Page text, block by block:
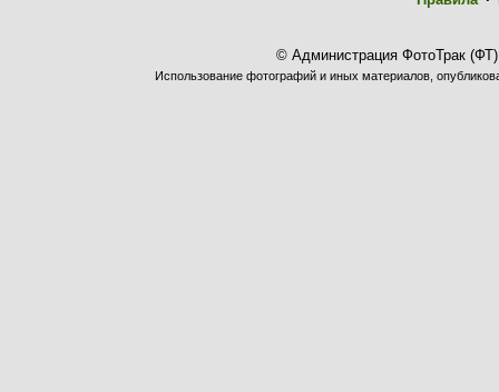
© Администрация ФотоТрак
Использование фотографий и иных материалов,